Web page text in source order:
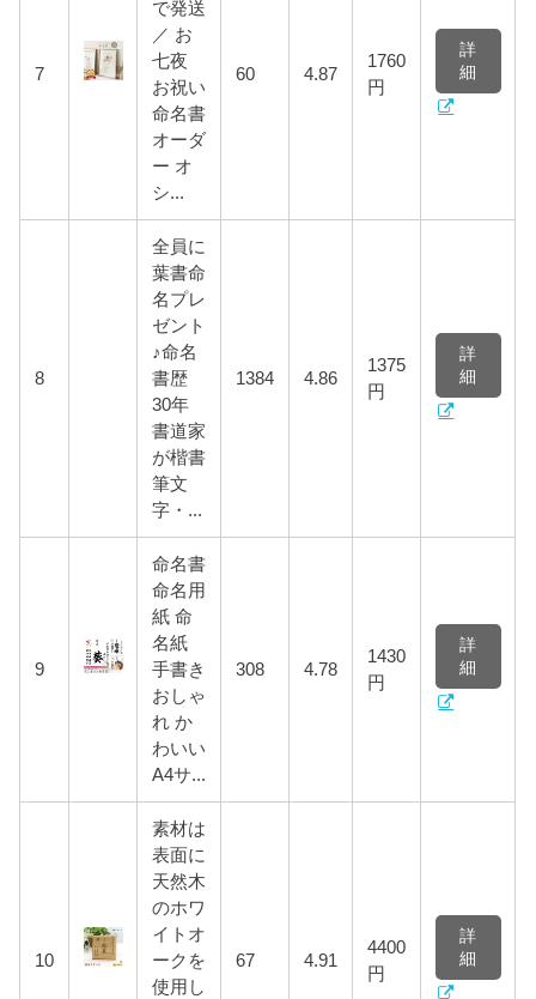
7
で発送
／ お
七夜
お祝い
命名書
オーダ
ー オ
シ...
60 4.87
1760
円
詳
細
8
全員に
葉書命
名プレ
ゼント
♪命名
書歴
30年
書道家
が楷書
筆文
字・...
1384 4.86
1375
円
詳
細
9
命名書
命名用
紙 命
名紙
手書き
おしゃ
れ か
わいい
A4サ...
308 4.78
1430
円
詳
細
10
素材は
表面に
天然木
のホワ
イトオ
ークを
使用し
67 4.91
4400
円
詳
細